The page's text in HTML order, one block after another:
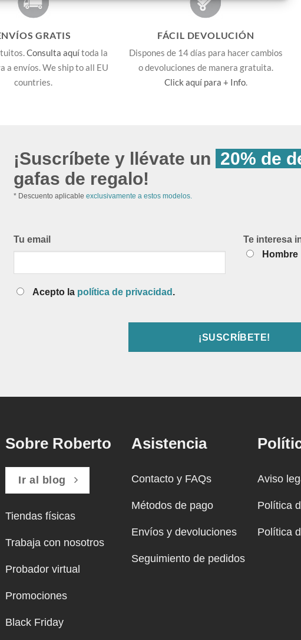
GRATIS
Consulta aquítoda la
a envíos. We ship to all EU
countries.
FÁCIL DEVOLUCIÓN
Dispones de 14 días para hacer cambios
o devoluciones de manera gratuita.
Click aquí para + Info.
¡Suscríbete y llévate un 20% de
gafas de regalo!
* Descuento aplicable exclusivamente a estos modelos.
Tu email
Acepto la política de privacidad .
Te interesa
Hombre
Sobre Roberto
Ir al blog
Tiendas físicas
Trabaja con nosotros
Probador virtual
Promociones
Black Friday
Asistencia
Contacto y FAQs
Métodos de pago
Envíos y devoluciones
Seguimiento de pedidos
Aviso
Política
Política